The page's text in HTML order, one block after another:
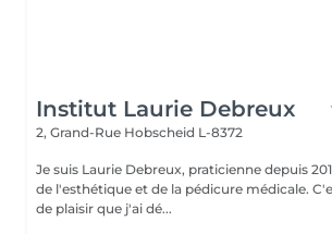
Institut Laurie Debreux
2, Grand-Rue Hobscheid L-8372
Je suis Laurie Debreux, praticienne depuis
de l'esthétique et de la pédicure médicale.
de plaisir que j'ai dé...